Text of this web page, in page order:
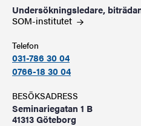
Undersökningsledare,
SOM-institutet
Telefon
031-786 30 04
0766-18 30 04
BESÖKSADRESS
Seminariegatan 1 B
41313 Göteborg